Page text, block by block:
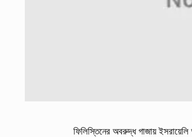
ফিলিস্তিনের অবরুদ্ধ গাজায়